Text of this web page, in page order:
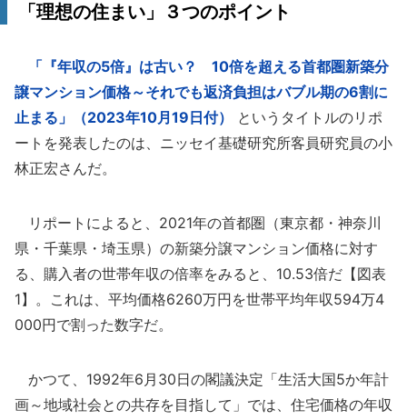
「理想の住まい」３つのポイント
「『年収の5倍』は古い？ 10倍を超える首都圏新築分
譲マンション価格～それでも返済負担はバブル期の6割に
止まる」（2023年10月19日付）
というタイトルのリポ
ートを発表したのは、ニッセイ基礎研究所客員研究員の小
林正宏さんだ。
リポートによると、2021年の首都圏（東京都・神奈川
県・千葉県・埼玉県）の新築分譲マンション価格に対す
る、購入者の世帯年収の倍率をみると、10.53倍だ【図表
1】。これは、平均価格6260万円を世帯平均年収594万4
000円で割った数字だ。
かつて、1992年6月30日の閣議決定「生活大国5か年計
画～地域社会との共存を目指して」では、住宅価格の年収